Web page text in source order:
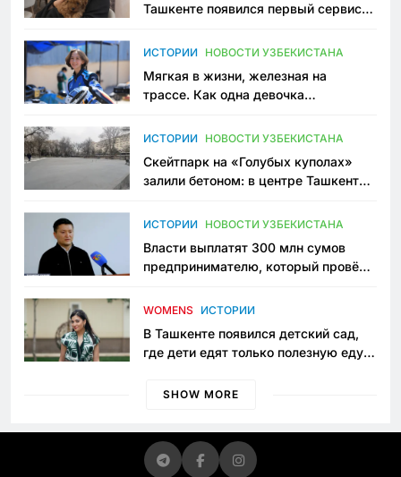
Ташкенте появился первый сервис
ИСТОРИИ НОВОСТИ УЗБЕКИСТАНА
Мягкая в жизни, железная на
трассе. Как одна девочка
Узбекистане
ИСТОРИИ НОВОСТИ УЗБЕКИСТАНА
Скейтпарк на «Голубых куполах»
залили бетоном: в центре Ташкента
пространство
ИСТОРИИ НОВОСТИ УЗБЕКИСТАНА
Власти выплатят 300 млн сумов
предпринимателю, который провёл
приговору
WOMENS ИСТОРИИ
В Ташкенте появился детский сад,
где дети едят только полезную еду.
просить «кашу без сахара»
SHOW MORE